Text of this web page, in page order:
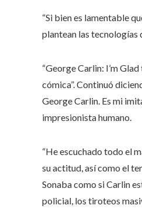
“Si bien es lamentable
plantean las tecnologías
“George Carlin: I’m
cómica”. Continuó
George Carlin. Es mi
impresionista humano.
“He escuchado todo el
su actitud, así como el
Sonaba como si Carlin
policial, los tiroteos